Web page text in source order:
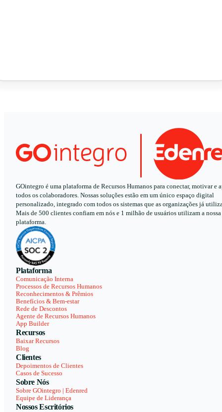
GOintegro é uma plataforma de Recursos Humanos para conectar, motivar e
todos os colaboradores. Nossas soluções estão em um único espaço digital
personalizado, integrado com todos os sistemas que as organizações já
Mais de 500 clientes confiam em nós e 1 milhão de usuários utilizam a nossa
plataforma.
Plataforma
Comunicação Interna
Processos de Recursos Humanos
Reconhecimentos & Prêmios
Benefícios & Bem-estar
Rede de Descontos
Agente de Recursos Humanos
App Builder
Recursos
Baixar Recursos
Blog
Clientes
Depoimentos de Clientes
Casos de Sucesso
Sobre Nós
Sobre GOintegro | Edenred
Equipe de Liderança
Nossos Escritórios